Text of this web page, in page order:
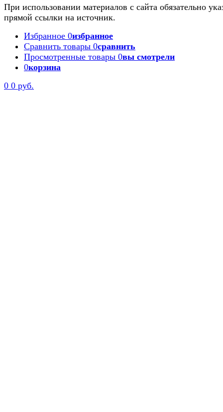
При использовании материалов с сайта обязательно
прямой ссылки на источник.
Избранное 0избранное
Сравнить товары 0сравнить
Просмотренные товары 0вы смотрели
0корзина
0 0 руб.